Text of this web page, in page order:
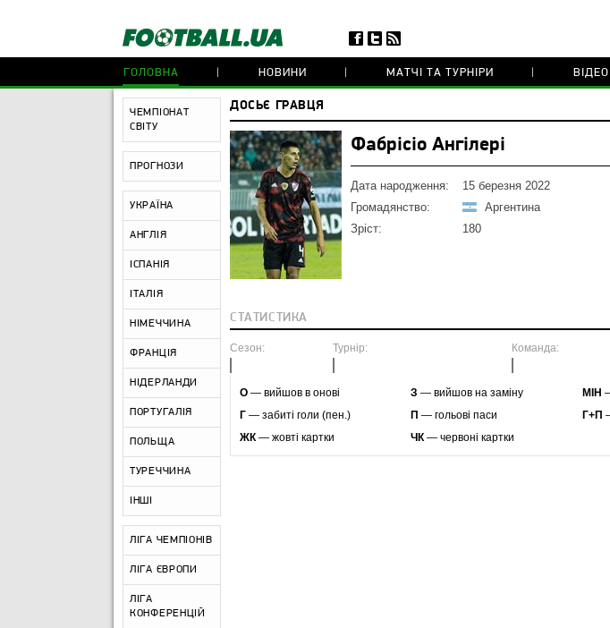
ГОЛОВНА НОВИНИ МАТЧІ ТА ТУРНІРИ ВІДЕО
ЧЕМПІОНАТ
СВІТУ
ПРОГНОЗИ
УКРАЇНА
АНГЛІЯ
ІСПАНІЯ
ІТАЛІЯ
НІМЕЧЧИНА
ФРАНЦІЯ
НІДЕРЛАНДИ
ПОРТУГАЛІЯ
ПОЛЬЩА
ТУРЕЧЧИНА
ІНШІ
ЛІГА ЧЕМПІОНІВ
ЛІГА ЄВРОПИ
ЛІГА
КОНФЕРЕНЦІЙ
ДОСЬЄ ГРАВЦЯ
Фабрісіо Ангілері
Дата народження:
15 березня 2022
Громадянство:
Аргентина
Зріст:
180
СТАТИСТИКА
Сезон: Турнір: Команда:
O — вийшов в онові З — вийшов на заміну МІН
Г — забиті голи (пен.) П — гольові паси Г+П
ЖК— жовті картки ЧК— червоні картки